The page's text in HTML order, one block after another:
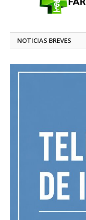
NOTICIAS BREVES